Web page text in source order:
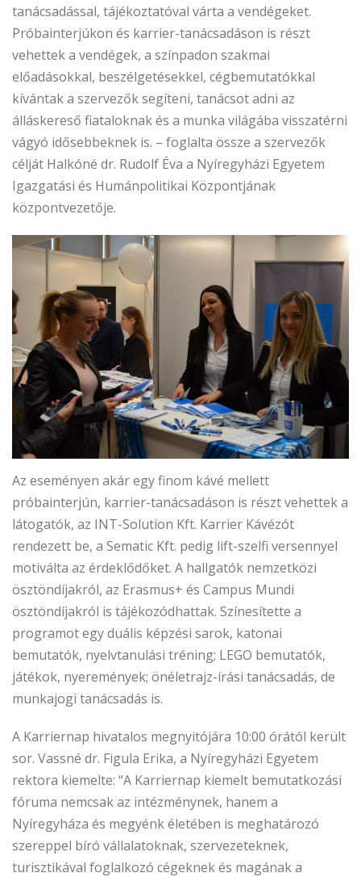
tanácsadással, tájékoztatóval várta a vendégeket.
Próbainterjúkon és karrier-tanácsadáson is részt
vehettek a vendégek, a színpadon szakmai
előadásokkal, beszélgetésekkel, cégbemutatókkal
kívántak a szervezők segíteni, tanácsot adni az
álláskereső fiataloknak és a munka világába visszatérni
vágyó idősebbeknek is. – foglalta össze a szervezők
célját Halkóné dr. Rudolf Éva a Nyíregyházi Egyetem
Igazgatási és Humánpolitikai Központjának
központvezetője.
Az eseményen akár egy finom kávé mellett
próbainterjún, karrier-tanácsadáson is részt vehettek a
látogatók, az INT-Solution Kft. Karrier Kávézót
rendezett be, a Sematic Kft. pedig lift-szelfi versennyel
motiválta az érdeklődőket. A hallgatók nemzetközi
ösztöndíjakról, az Erasmus+ és Campus Mundi
ösztöndíjakról is tájékozódhattak. Színesítette a
programot egy duális képzési sarok, katonai
bemutatók, nyelvtanulási tréning; LEGO bemutatók,
játékok, nyeremények; önéletrajz-írási tanácsadás, de
munkajogi tanácsadás is.
A Karriernap hivatalos megnyitójára 10:00 órától került
sor. Vassné dr. Figula Erika, a Nyíregyházi Egyetem
rektora kiemelte: “A Karriernap kiemelt bemutatkozási
fóruma nemcsak az intézménynek, hanem a
Nyíregyháza és megyénk életében is meghatározó
szereppel bíró vállalatoknak, szervezeteknek,
turisztikával foglalkozó cégeknek és magának a